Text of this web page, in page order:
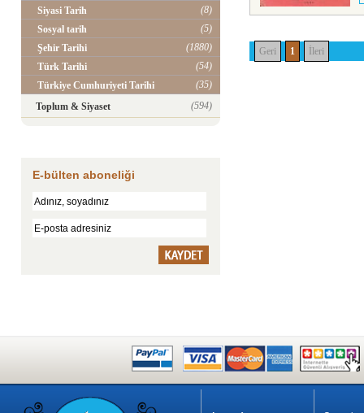
Siyasi Tarih
(8)
Sosyal tarih
(5)
Şehir Tarihi
(1880)
Türk Tarihi
(54)
Türkiye Cumhuriyeti Tarihi
(35)
Toplum & Siyaset
(594)
E-bülten aboneliği
Geri 1 İleri